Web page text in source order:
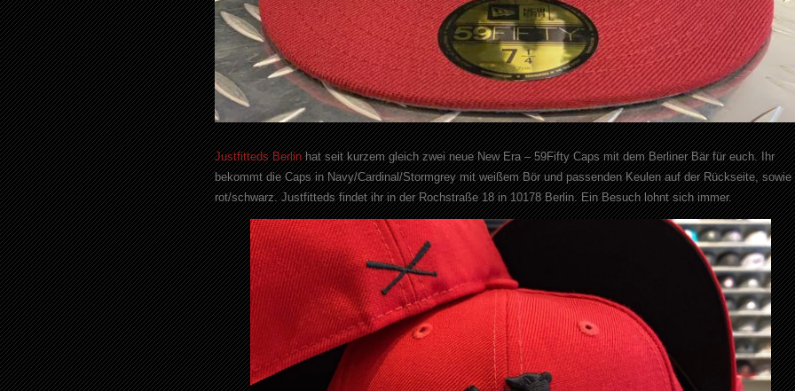
Justfitteds Berlinhat seit kurzem gleich zwei neue New Era – 59Fifty Caps mit dem Berliner Bär für euch. Ihr
bekommt die Caps in Navy/Cardinal/Stormgrey mit weißem Bör und passenden Keulen auf der Rückseite, sowie
rot/schwarz. Justfitteds findet ihr in der Rochstraße 18 in 10178 Berlin. Ein Besuch lohnt sich immer.